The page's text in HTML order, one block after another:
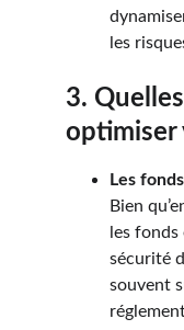
les
3.
optimiser
Les
Bien
les
sécurité
souvent